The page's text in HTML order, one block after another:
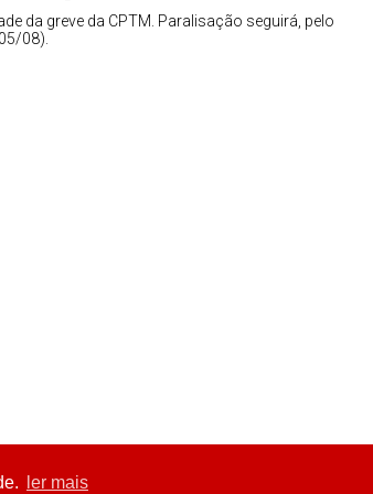
ler mais
da greve da CPTM. Paralisação seguirá, pelo
08).